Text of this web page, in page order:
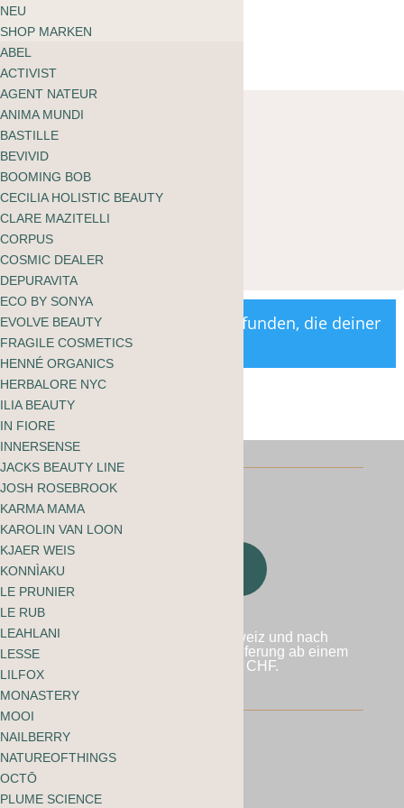
Textsuche
Marken
Produktkategorien
Bedürfnis
Es wurden keine Produkte gefunden, die deiner
Auswahl entsprechen.
Wir versenden in die Schweiz und nach
Liechtenstein. Kostenlose Lieferung ab einem
Bestellwert von 60 CHF.
Datenschutzbestimmungen
Warenkorb
kein Produkt gefunden
zu shoppen
ÜBER MOOI
BLOG
NEU
SHOP MARKEN
ABEL
ACTIVIST
AGENT NATEUR
ANIMA MUNDI
BASTILLE
BEVIVID
BOOMING BOB
CECILIA HOLISTIC BEAUTY
CLARE MAZITELLI
CORPUS
COSMIC DEALER
DEPURAVITA
ECO BY SONYA
EVOLVE BEAUTY
FRAGILE COSMETICS
HENNÉ ORGANICS
HERBALORE NYC
ILIA BEAUTY
IN FIORE
INNERSENSE
JACKS BEAUTY LINE
JOSH ROSEBROOK
KARMA MAMA
KAROLIN VAN LOON
KJAER WEIS
KONNÌAKU
LE PRUNIER
LE RUB
LEAHLANI
LESSE
LILFOX
MONASTERY
MOOI
NAILBERRY
NATUREOFTHINGS
OCTŌ
PLUME SCIENCE